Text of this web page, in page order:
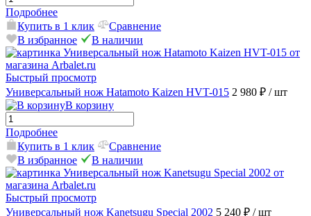
Подробнее
Купить в 1 клик
Сравнение
В избранное
В наличии
Быстрый просмотр
Универсальный нож Hatamoto Kaizen HVT-015 2 980 ₽ / шт
В корзину
Подробнее
Купить в 1 клик
Сравнение
В избранное
В наличии
Быстрый просмотр
Универсальный нож Kanetsugu Special 2002 5 240 ₽ / шт